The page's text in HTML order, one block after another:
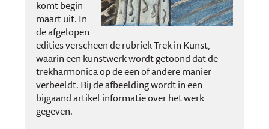
komt begin
maart uit. In
de afgelopen
edities verscheen de rubriek Trek in Kunst,
waarin een kunstwerk wordt getoond dat de
trekharmonica op de een of andere manier
verbeeldt. Bij de afbeelding wordt in een
bijgaand artikel informatie over het werk
gegeven.